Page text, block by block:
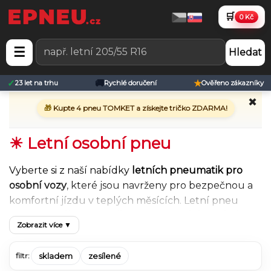
🛒 0 Kč
☰ Hledat
✓23 let na trhu 🚚Rychlé doručení ★Ověřeno zákazníky
✖
🎁Kupte 4 pneu TOMKET a získejte tričko ZDARMA!
☀ Letní osobní pneu
Vyberte si z naší nabídky letních pneumatik pro
osobní vozy, které jsou navrženy pro bezpečnou a
komfortní jízdu v teplých měsících. Letní pneu
poskytujívýbornou přilnavost na suché i mokré
vozovce, kratší brzdnou dráhu a stabilní chování při
vyšších rychlostech, což má zásadní vliv na
bezpečnost i jízdní komfort.
Zobrazit více ▼
filtr: skladem zesílené